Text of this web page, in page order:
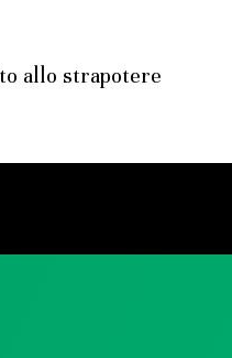
allo strapotere